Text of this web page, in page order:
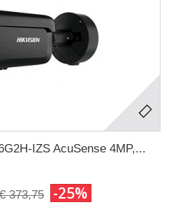
IZS AcuSense 4MP,...
373,75 -25%